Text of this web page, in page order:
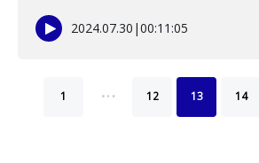
2024.07.30 |00:11:05
1 … 12 13 14